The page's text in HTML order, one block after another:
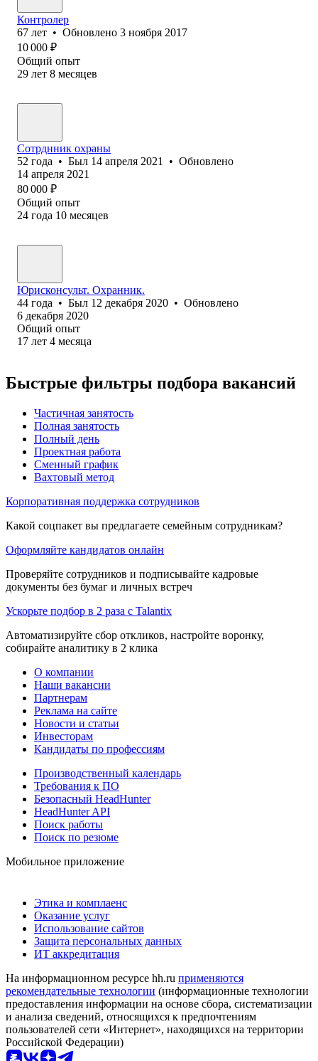
Конт‎ролер
67 лет • Обновлено 3 ноября 2017
10 000 ₽
Общий опыт
29 лет 8 месяцев
Сотрднник охраны
52 года • Был 14 апреля 2021 • Обновлено
14 апреля 2021
80 000 ₽
Общий опыт
24 года 10 месяцев
Юрисконсульт. Охранник.
44 года • Был 12 декабря 2020 • Обновлено
6 декабря 2020
Общий опыт
17 лет 4 месяца
Быстрые фильтры подбора вакансий
Частичная занятость
Полная занятость
Полный день
Проектная работа
Сменный график
Вахтовый метод
Корпоративная поддержка сотрудников
Какой соцпакет вы предлагаете семейным сотрудникам?
Оформляйте кандидатов онлайн
Проверяйте сотрудников и подписывайте кадровые
документы без бумаг и личных встреч
Ускорьте подбор в 2 раза с Talantix
Автоматизируйте сбор откликов, настройте воронку,
собирайте аналитику в 2 клика
О компании
Наши вакансии
Партнерам
Реклама на сайте
Новости и статьи
Инвесторам
Кандидаты по профессиям
Производственный календарь
Требования к ПО
Безопасный HeadHunter
HeadHunter API
Поиск работы
Поиск по резюме
Мобильное приложение
Этика и комплаенс
Оказание услуг
Использование сайтов
Защита персональных данных
ИТ аккредитация
На информационном ресурсе hh.ru применяются
рекомендательные технологии (информационные технологии
предоставления информации на основе сбора, систематизации
и анализа сведений, относящихся к предпочтениям
пользователей сети «Интернет», находящихся на территории
Российской Федерации)